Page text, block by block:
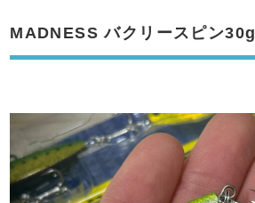
MADNESS バクリースピン30g